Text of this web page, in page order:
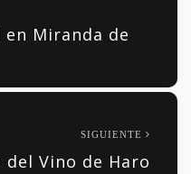
Miranda de
SIGUIENTE
del Vino de Haro